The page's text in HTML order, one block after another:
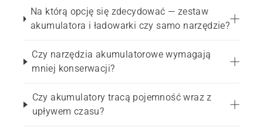
Na którą opcję się zdecydować — zestaw
akumulatora i ładowarki czy samo narzędzie?
Czy narzędzia akumulatorowe wymagają
mniej konserwacji?
Czy akumulatory tracą pojemność wraz z
upływem czasu?